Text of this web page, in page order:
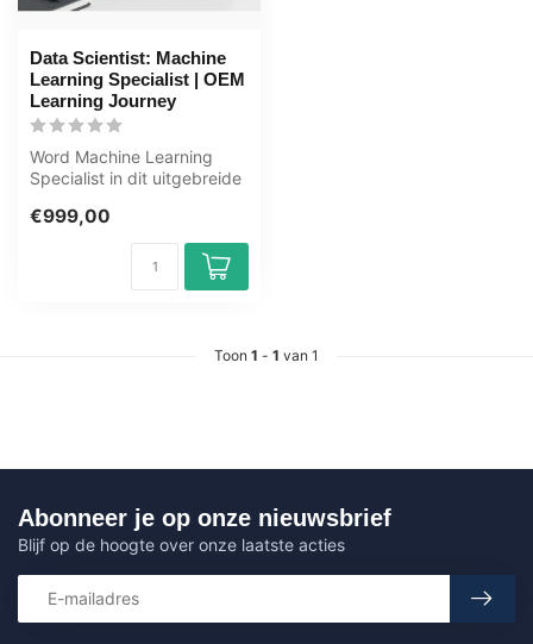
Data Scientist: Machine
Learning Specialist | OEM
Learning Journey
Word Machine Learning
Specialist in dit uitgebreide
Ma...
€999,00
Toon 1 - 1 van 1
Abonneer je op onze nieuwsbrief
Blijf op de hoogte over onze laatste acties